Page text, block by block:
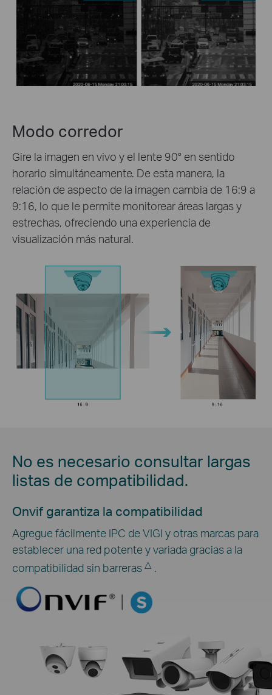
Modo corredor
Gire la imagen en vivo y el lente 90° en sentido
horario simultáneamente. De esta manera, la
relación de aspecto de la imagen cambia de 16:9 a
9:16, lo que le permite monitorear áreas largas y
estrechas, ofreciendo una experiencia de
visualización más natural.
No es necesario consultar largas
listas de compatibilidad.
Onvif garantiza la compatibilidad
Agregue fácilmente IPC de VIGI y otras marcas para
establecer una red potente y variada gracias a la
compatibilidad sin barreras △ .